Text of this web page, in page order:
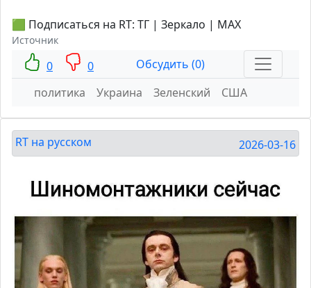
🟩 Подписаться на RT: ТГ | Зеркало | MAX
Источник
0 0
Обсудить (0)
политика
Украина Зеленский США
RT на русском 2026-03-16